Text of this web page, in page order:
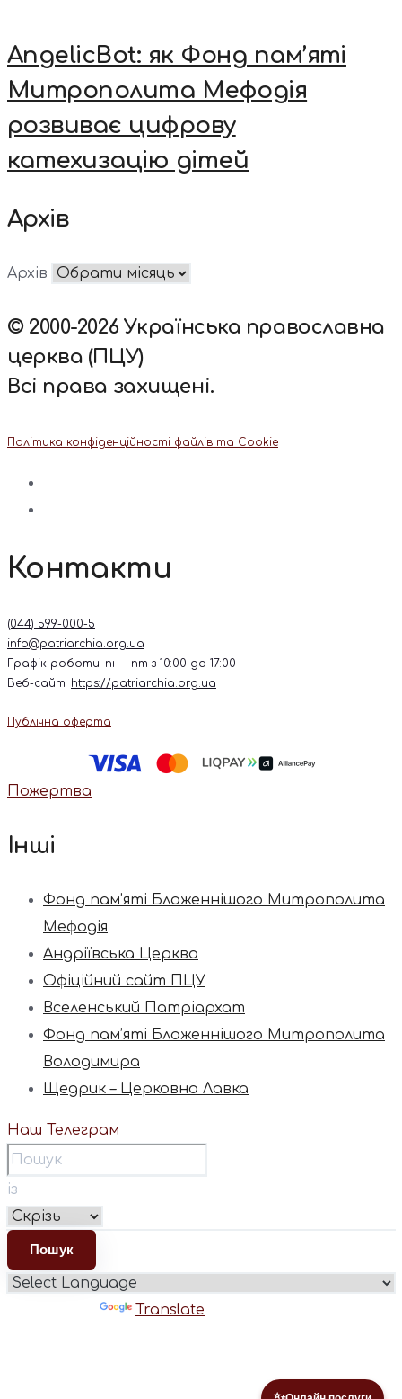
AngelicBot: як Фонд пам’яті
Митрополита Мефодія
розвиває цифрову
катехизацію дітей
Архів
Архів
© 2000-2026 Українська православна
церква (ПЦУ)
Всі права захищені.
Політика конфіденційності файлів та Cookie
Контакти
(044) 599-000-5
info@patriarchia.org.ua
Графік роботи: пн – пт з 10:00 до 17:00
Веб-сайт: https://patriarchia.org.ua
Публічна оферта
Пожертва
Інші
Фонд пам’яті Блаженнішого Митрополита
Мефодія
Андріївська Церква
Офіційний сайт ПЦУ
Вселенський Патріархат
Фонд пам’яті Блаженнішого Митрополита
Володимира
Щедрик – Церковна Лавка
Наш Телеграм
із
Translate